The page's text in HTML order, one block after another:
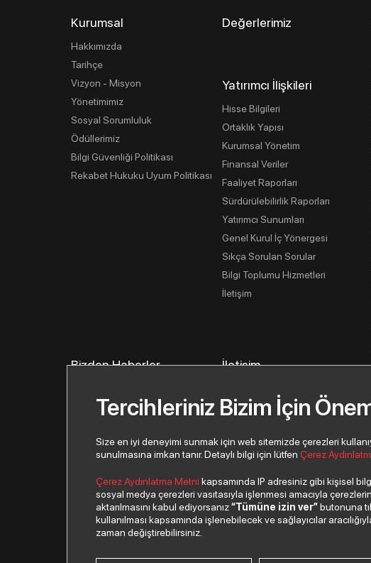
Kurumsal
Hakkımızda
Tarihçe
Vizyon - Misyon
Yönetimimiz
Sosyal Sorumluluk
Ödüllerimiz
Bilgi Güvenliği Politikası
Rekabet Hukuku Uyum Politikası
Değerlerimiz
Yatırımcı İlişkileri
Hisse Bilgileri
Ortaklık Yapısı
Kurumsal Yönetim
Finansal Veriler
Faaliyet Raporları
Sürdürülebilirlik Raporları
Yatırımcı Sunumları
Genel Kurul İç Yönergesi
Sıkça Sorulan Sorular
Bilgi Toplumu Hizmetleri
İletişim
Bizden Haberler İletişim
İletişim Formu
© 2026 Copyright Despec A.Ş. Tüm hakları saklıdır.
Tercihleriniz Bizim İçin
Size en iyi deneyimi sunmak için web sitemizde çerezleri
sunulmasına imkan tanır. Detaylı bilgi için lütfenÇerez
Çerez Aydınlatma Metni kapsamında IP adresiniz gibi kişisel
sosyal medya çerezleri vasıtasıyla işlenmesi amacıyla çerezlerin
aktarılmasını kabul ediyorsanız“Tümüne izin ver”butonuna
kullanılması kapsamında işlenebilecek ve sağlayıcılar
zaman değiştirebilirsiniz.